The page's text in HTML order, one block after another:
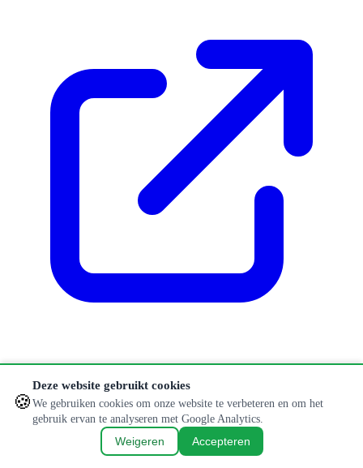
Klopt er iets niet of is informatie verouderd?
Aanpassing doorgeven
© 2026 Hondenlosloopweides. Alle rechten voorbehouden.
🍪
Deze website gebruikt cookies
We gebruiken cookies om onze website te verbeteren en om het
gebruik ervan te analyseren met Google Analytics.
Weigeren Accepteren